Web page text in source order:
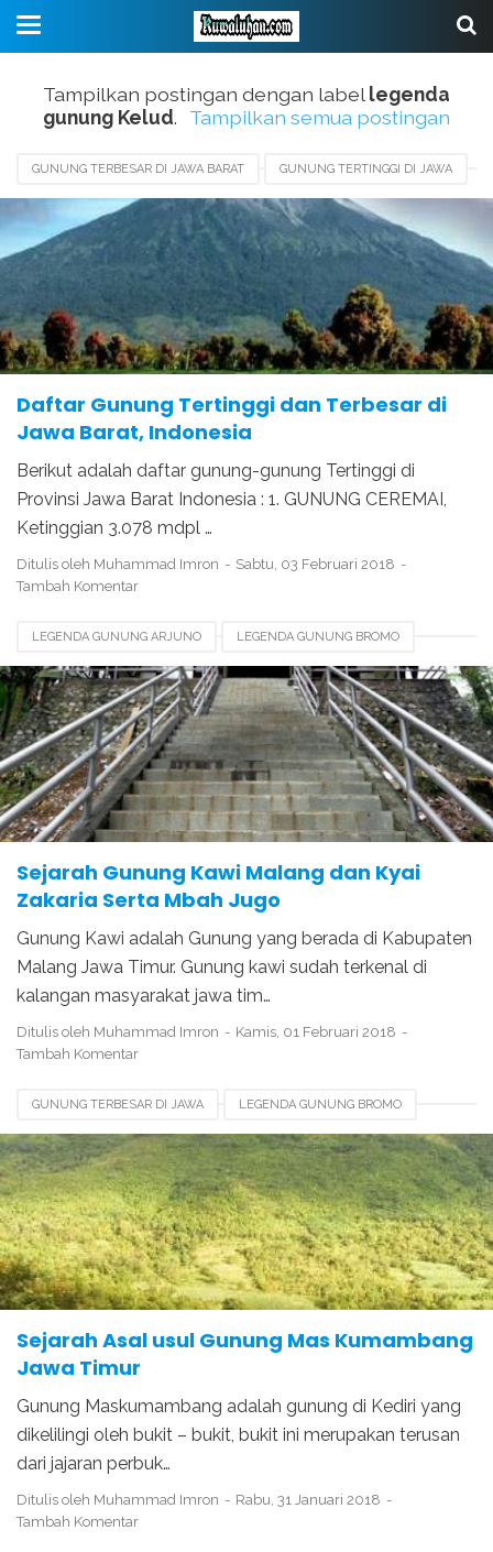
Tampilkan postingan dengan labellegenda
gunung Kelud. Tampilkan semua postingan
GUNUNG TERBESAR DI JAWA BARAT GUNUNG TERTINGGI DI JAWA
GUNUNG TERTINGGI DI JAWA BARAT
GUNUNG TERTINGGI DI JAWA TENGAH
GUNUNG TERTINGGI DI JAWA TIMUR LEGENDA GUNUNG KELUD
Daftar Gunung Tertinggi dan Terbesar di
Jawa Barat, Indonesia
Berikut adalah daftar gunung-gunung Tertinggi di
Provinsi Jawa Barat Indonesia : 1. GUNUNG CEREMAI,
Ketinggian 3.078 mdpl …
Ditulis oleh Muhammad Imron
Sabtu, 03 Februari 2018
Tambah Komentar
LEGENDA GUNUNG ARJUNO LEGENDA GUNUNG BROMO
LEGENDA GUNUNG KAWI LEGENDA GUNUNG KELUD
LEGENDA GUNUNG KLOTOK LEGENDA GUNUNG SEMERU
SEJARAH GUNUNG KAWI
Sejarah Gunung Kawi Malang dan Kyai
Zakaria Serta Mbah Jugo
Gunung Kawi adalah Gunung yang berada di Kabupaten
Malang Jawa Timur. Gunung kawi sudah terkenal di
kalangan masyarakat jawa tim…
Ditulis oleh Muhammad Imron
Kamis, 01 Februari 2018
Tambah Komentar
GUNUNG TERBESAR DI JAWA LEGENDA GUNUNG BROMO
LEGENDA GUNUNG KELUD LEGENDA GUNUNG KLOTOK
LEGENDA GUNUNG MASKUMAMBANG
LEGENDA GUNUNG SEMERU
TERBENTUKNYA GUNUNG MAS KUMAMBANG
Sejarah Asal usul Gunung Mas Kumambang
Jawa Timur
Gunung Maskumambang adalah gunung di Kediri yang
dikelilingi oleh bukit – bukit, bukit ini merupakan terusan
dari jajaran perbuk…
Ditulis oleh Muhammad Imron
Rabu, 31 Januari 2018
Tambah Komentar